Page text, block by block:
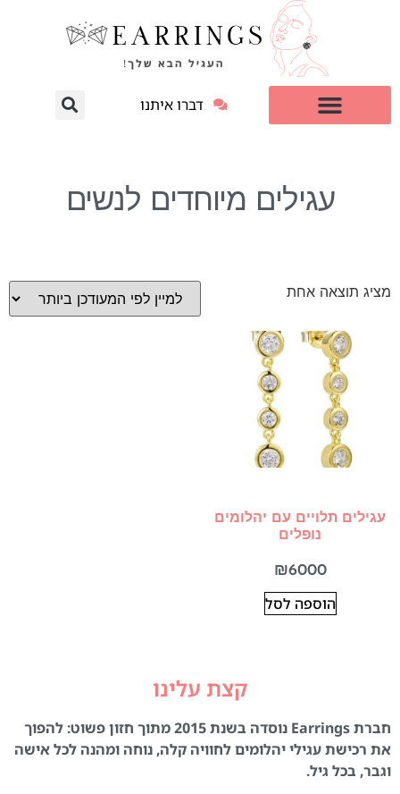
דברו איתנו
עגילים מיוחדים לנשים
מציג תוצאה אחת
עגילים תלויים עם יהלומים
נופלים
₪6000
הוספה לסל
קצת עלינו
חברת Earrings נוסדה בשנת 2015 מתוך חזון פשוט: להפוך
את רכישת עגילי יהלומים לחוויה קלה, נוחה ומהנה לכל אישה
וגבר, בכל גיל.